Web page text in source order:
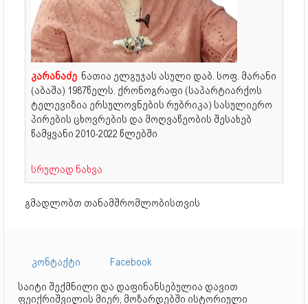
კარანაძე ნათია ელგუჯას ასული დაბ. სოფ. მარანი
(აბაშა) 1987წელს. ქრონოგრაფი (საპარტიარქოს
ტელევიზია ერსულოვნების რუბრიკა) სასულიერო
პირების ცხოვრების და მოღვაწეობის შესახებ
წამყვანი 2010-2022 წლებში
სრულად ნახვა
გმადლობთ თანამშრომლობისთვის
კონტაქტი
Facebook
საიტი შექმნილი და დაფინანსებულია დავით
ფეიქრიშვილის მიერ, მოზარდებში ისტორიული